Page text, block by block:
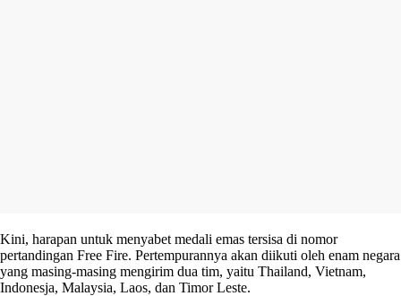
Kini, harapan untuk menyabet medali emas tersisa di nomor
pertandingan Free Fire. Pertempurannya akan diikuti oleh enam negara
yang masing-masing mengirim dua tim, yaitu Thailand, Vietnam,
Indonesja, Malaysia, Laos, dan Timor Leste.